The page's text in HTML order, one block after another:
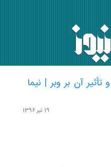
آن بر وبر | نیما